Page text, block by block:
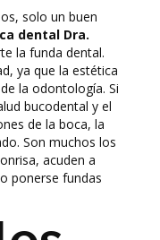
solo un buen
dental Dra.
la funda dental.
ya que la estética
la odontología. Si
bucodental y el
de la boca, la
Son muchos los
acuden a
o ponerse fundas